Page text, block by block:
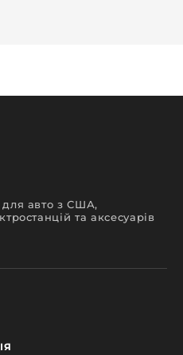
для авто з США,
та аксесуарів